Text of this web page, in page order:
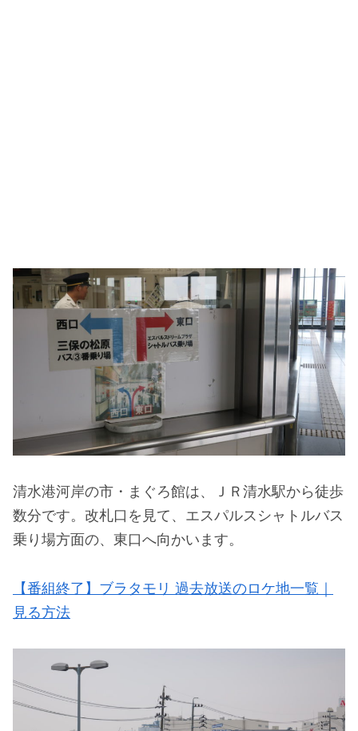
清水港河岸の市・まぐろ館は、ＪＲ清水駅から徒歩
数分です。改札口を見て、エスパルスシャトルバス
乗り場方面の、東口へ向かいます。
【番組終了】ブラタモリ 過去放送のロケ地一覧｜
見る方法